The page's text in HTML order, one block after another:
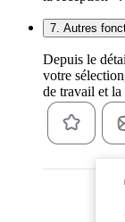
7. Autres
Depuis le
votre
de travail et